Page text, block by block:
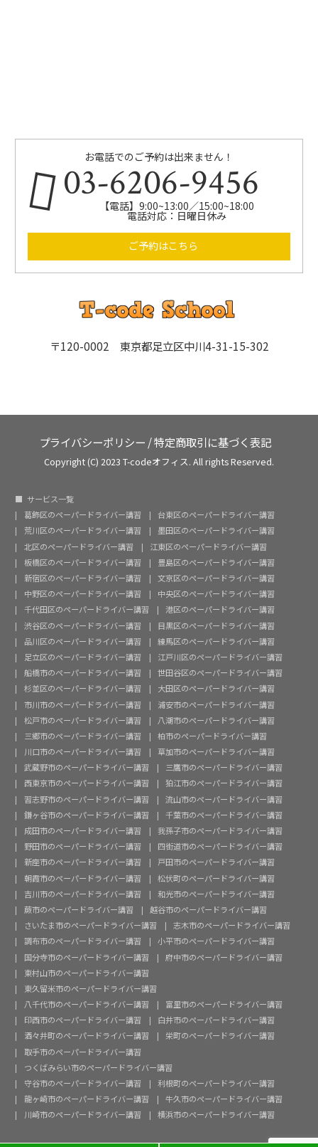
お電話でのご予約は出来ません！
03-6206-9456
【電話】9:00~13:00／15:00~18:00
電話対応：日曜日休み
ご予約はこちら
〒120-0002 東京都足立区中川4-31-15-302
プライバシーポリシー /特定商取引に基づく表記
Copyright (C) 2023 T-codeオフィス. All rights Reserved.
サービス一覧
葛飾区のペーパードライバー講習
台東区のペーパードライバー講習
荒川区のペーパードライバー講習
墨田区のペーパードライバー講習
北区のペーパードライバー講習
江東区のペーパードライバー講習
板橋区のペーパードライバー講習
豊島区のペーパードライバー講習
新宿区のペーパードライバー講習
文京区のペーパードライバー講習
中野区のペーパードライバー講習
中央区のペーパードライバー講習
千代田区のペーパードライバー講習
港区のペーパードライバー講習
渋谷区のペーパードライバー講習
目黒区のペーパードライバー講習
品川区のペーパードライバー講習
練馬区のペーパードライバー講習
足立区のペーパードライバー講習
江戸川区のペーパードライバー講習
船橋市のペーパードライバー講習
世田谷区のペーパードライバー講習
杉並区のペーパードライバー講習
大田区のペーパードライバー講習
市川市のペーパードライバー講習
浦安市のペーパードライバー講習
松戸市のペーパードライバー講習
八潮市のペーパードライバー講習
三郷市のペーパードライバー講習
柏市のペーパードライバー講習
川口市のペーパードライバー講習
草加市のペーパードライバー講習
武蔵野市のペーパードライバー講習
三鷹市のペーパードライバー講習
西東京市のペーパードライバー講習
狛江市のペーパードライバー講習
習志野市のペーパードライバー講習
流山市のペーパードライバー講習
鎌ヶ谷市のペーパードライバー講習
千葉市のペーパードライバー講習
成田市のペーパードライバー講習
我孫子市のペーパードライバー講習
野田市のペーパードライバー講習
四街道市のペーパードライバー講習
新座市のペーパードライバー講習
戸田市のペーパードライバー講習
朝霞市のペーパードライバー講習
松伏町のペーパードライバー講習
吉川市のペーパードライバー講習
和光市のペーパードライバー講習
蕨市のペーパードライバー講習
越谷市のペーパードライバー講習
さいたま市のペーパードライバー講習
志木市のペーパードライバー講習
調布市のペーパードライバー講習
小平市のペーパードライバー講習
国分寺市のペーパードライバー講習
府中市のペーパードライバー講習
東村山市のペーパードライバー講習
東久留米市のペーパードライバー講習
八千代市のペーパードライバー講習
富里市のペーパードライバー講習
印西市のペーパードライバー講習
白井市のペーパードライバー講習
酒々井町のペーパードライバー講習
栄町のペーパードライバー講習
取手市のペーパードライバー講習
つくばみらい市のペーパードライバー講習
守谷市のペーパードライバー講習
利根町のペーパードライバー講習
龍ヶ崎市のペーパードライバー講習
牛久市のペーパードライバー講習
川崎市のペーパードライバー講習
横浜市のペーパードライバー講習